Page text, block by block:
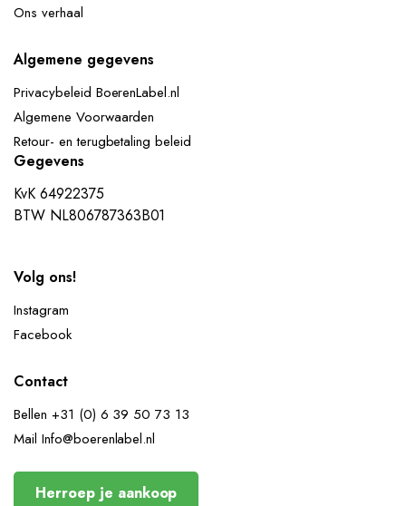
Ons verhaal
Algemene gegevens
Privacybeleid BoerenLabel.nl
Algemene Voorwaarden
Retour- en terugbetaling beleid
Gegevens
KvK 64922375
BTW NL806787363B01
Volg ons!
Instagram
Facebook
Contact
Bellen +31 (0) 6 39 50 73 13
Mail Info@boerenlabel.nl
Herroep je aankoop